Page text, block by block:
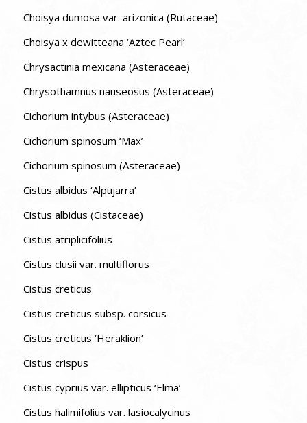
Choisya dumosa var. arizonica (Rutaceae)
Choisya x dewitteana ‘Aztec Pearl’
Chrysactinia mexicana (Asteraceae)
Chrysothamnus nauseosus (Asteraceae)
Cichorium intybus (Asteraceae)
Cichorium spinosum ‘Max’
Cichorium spinosum (Asteraceae)
Cistus albidus ‘Alpujarra’
Cistus albidus (Cistaceae)
Cistus atriplicifolius
Cistus clusii var. multiflorus
Cistus creticus
Cistus creticus subsp. corsicus
Cistus creticus ‘Heraklion’
Cistus crispus
Cistus cyprius var. ellipticus ‘Elma’
Cistus halimifolius var. lasiocalycinus